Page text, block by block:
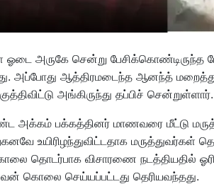
ஓடை அருகே சென்று பேசிக்கொண்டிருந்த
அப்போது ஆத்திரமடைந்த ஆனந்த்
அங்கிருந்து தப்பிச் சென்றுள்ளார்.
அக்கம் பக்கத்தினர் மாணவரை மீட்டு
உயிரிழந்துவிட்டதாக மருத்துவர்கள்
தொடர்பாக விசாரணை நடத்தியதில்
கொலை செய்யப்பட்டது தெரியவந்தது.